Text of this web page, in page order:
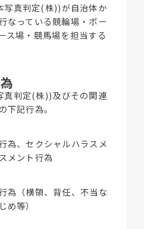
写真判定(株))が自治体か
なっている競輪場・ボー
ス場・競馬場を担当する
真判定(株))及びその関連
下記行為。
為、セクシャルハラスメ
メント行為
為（横領、背任、不当な
め等）